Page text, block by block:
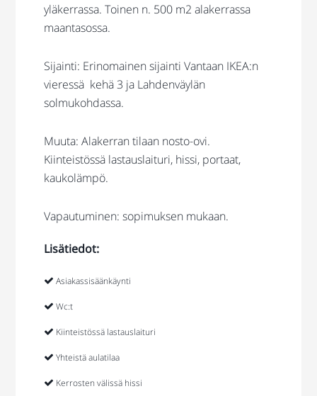
yläkerrassa. Toinen n. 500 m2 alakerrassa
maantasossa.
Sijainti: Erinomainen sijainti Vantaan IKEA:n
vieressä kehä 3 ja Lahdenväylän
solmukohdassa.
Muuta: Alakerran tilaan nosto-ovi.
Kiinteistössä lastauslaituri, hissi, portaat,
kaukolämpö.
Vapautuminen: sopimuksen mukaan.
Lisätiedot:
Asiakassisäänkäynti
Wc:t
Kiinteistössä lastauslaituri
Yhteistä aulatilaa
Kerrosten välissä hissi